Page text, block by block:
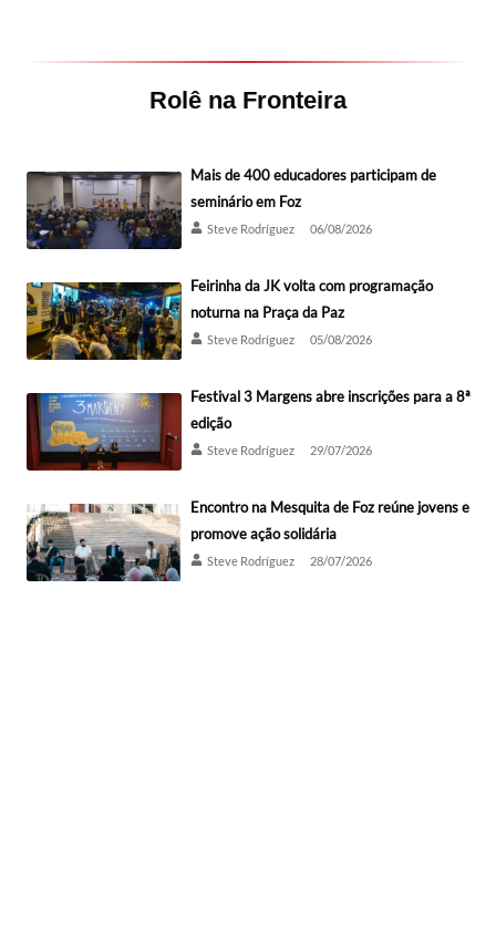
Rolê na Fronteira
Mais de 400 educadores participam de
seminário em Foz
Steve Rodríguez 06/08/2026
Feirinha da JK volta com programação
noturna na Praça da Paz
Steve Rodríguez 05/08/2026
Festival 3 Margens abre inscrições para a 8ª
edição
Steve Rodríguez 29/07/2026
Encontro na Mesquita de Foz reúne jovens e
promove ação solidária
Steve Rodríguez 28/07/2026